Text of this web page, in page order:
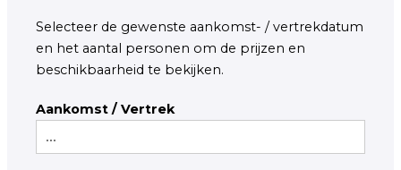
Selecteer de gewenste aankomst- / vertrekdatum
en het aantal personen om de prijzen en
beschikbaarheid te bekijken.
Aankomst / Vertrek